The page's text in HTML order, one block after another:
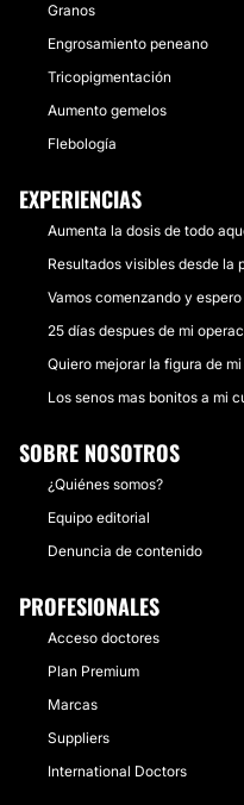
Granos
Engrosamiento peneano
Tricopigmentación
Aumento gemelos
Flebología
EXPERIENCIAS
Aumenta la dosis de todo
Resultados visibles desde la
Vamos comenzando y
25 días despues de mi
Quiero mejorar la figura de
Los senos mas bonitos a mi
SOBRE NOSOTROS
¿Quiénes somos?
Equipo editorial
Denuncia de contenido
PROFESIONALES
Acceso doctores
Plan Premium
Marcas
Suppliers
International Doctors